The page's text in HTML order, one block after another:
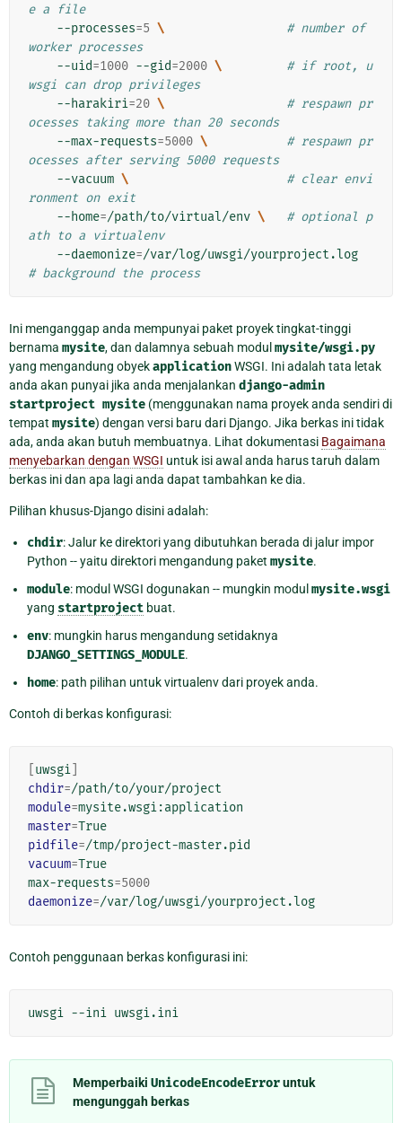
e a file
    --processes
=5 \
# number of
worker processes
    --uid
=1000 --gid=2000 \
# if root, u
wsgi can drop privileges
    --harakiri
=20 \
# respawn pr
ocesses taking more than 20 seconds
    --max-requests
=5000 \
# respawn pr
ocesses after serving 5000 requests
    --vacuum
\
# clear envi
ronment on exit
    --home
=/path/to/virtual/env \
# optional p
ath to a virtualenv
    --daemonize
=
# background the process
Ini menganggap anda mempunyai paket proyek tingkat-tinggi
bernama mysite, dan dalamnya sebuah modulmysite/wsgi.py
yang mengandung obyekapplicationWSGI. Ini adalah tata letak
anda akan punyai jika anda menjalankan django-admin
startproject mysite (menggunakan nama proyek anda sendiri di
tempat mysite) dengan versi baru dari Django. Jika berkas ini tidak
ada, anda akan butuh membuatnya. Lihat dokumentasi Bagaimana
menyebarkan dengan WSGI untuk isi awal anda harus taruh dalam
berkas ini dan apa lagi anda dapat tambahkan ke dia.
Pilihan khusus-Django disini adalah:
chdir: Jalur ke direktori yang dibutuhkan berada di jalur impor
Python -- yaitu direktori mengandung paket mysite.
module: modul WSGI dogunakan -- mungkin modulmysite.wsgi
yang startproject buat.
env: mungkin harus mengandung setidaknya
DJANGO_SETTINGS_MODULE.
home: path pilihan untuk virtualenv dari proyek anda.
Contoh di berkas konfigurasi:
uwsgi
chdir=
module=
master=
pidfile=
vacuum=True
max-requests=5000
daemonize=
Contoh penggunaan berkas konfigurasi ini:
Memperbaiki UnicodeEncodeErroruntuk
mengunggah berkas